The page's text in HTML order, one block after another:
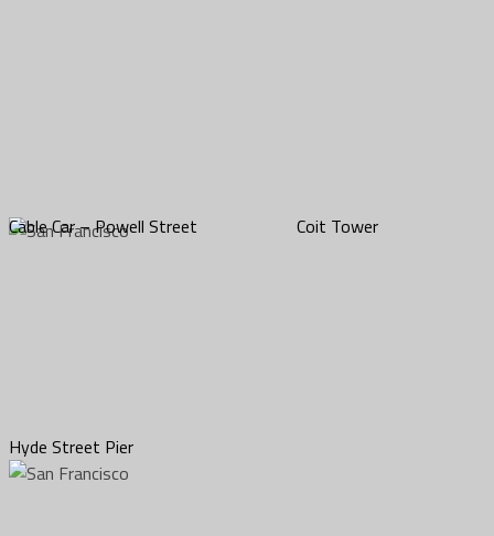
Cable Car – Powell Street
Hyde Street Pier
Coit Tower